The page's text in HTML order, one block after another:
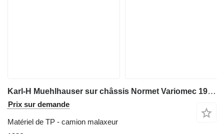
Karl-H Muehlhauser sur châssis Normet Variomec 1905B
Prix sur demande
Matériel de TP - camion malaxeur